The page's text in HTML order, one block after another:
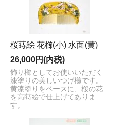
桜蒔絵 花櫛(小) 水面(黄)
26,000円(内税)
飾り櫛としてお使いいただく
漆塗りの美しいつげ櫛です。
黄漆塗りをベースに、桜の花
を高蒔絵で仕上げてありま
す。